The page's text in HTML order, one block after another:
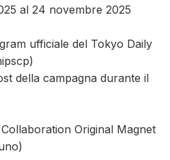
al 24 novembre 2025
ufficiale del Tokyo Daily
della campagna durante il
Original Magnet